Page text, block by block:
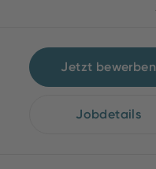
Jetzt bewerben
Jobdetails